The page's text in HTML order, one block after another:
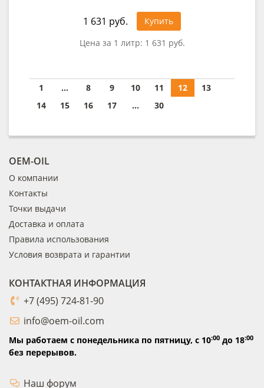
1 631 руб.
Купить
Цена за 1 литр: 1 631 руб.
1 ... 8 9 10 11 12
13
14
15 16 17 ... 30
OEM-OIL
О компании
Контакты
Точки выдачи
Доставка и оплата
Правила использования
Условия возврата и гарантии
КОНТАКТНАЯ ИНФОРМАЦИЯ
+7 (495) 724-81-90
info@oem-oil.com
Мы работаем с понедельника по пятницу, с 10:00 до 18:00
без перерывов.
Наш форум